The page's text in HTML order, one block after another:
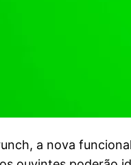
a nova